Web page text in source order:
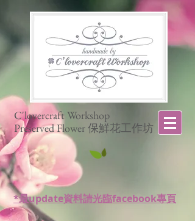
C'lovercraft Workshop
Preserved Flower 保鮮花工作坊
*最update資料請光臨facebook專頁